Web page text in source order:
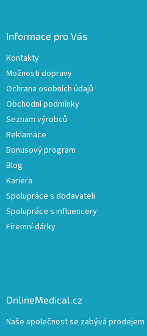
Informace pro Vás
Kontakty
Možnosti dopravy
Ochrana osobních údajů
Obchodní podmínky
Seznam výrobců
Reklamace
Bonusový program
Blog
Kariera
Spolupráce s dodavateli
Spolupráce s influencery
Firemní dárky
OnlineMedical.cz
Naše společnost se zabývá